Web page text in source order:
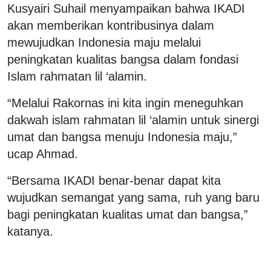
Kusyairi Suhail menyampaikan bahwa IKADI
akan memberikan kontribusinya dalam
mewujudkan Indonesia maju melalui
peningkatan kualitas bangsa dalam fondasi
Islam rahmatan lil ‘alamin.
“Melalui Rakornas ini kita ingin meneguhkan
dakwah islam rahmatan lil ‘alamin untuk sinergi
umat dan bangsa menuju Indonesia maju,”
ucap Ahmad.
“Bersama IKADI benar-benar dapat kita
wujudkan semangat yang sama, ruh yang baru
bagi peningkatan kualitas umat dan bangsa,”
katanya.